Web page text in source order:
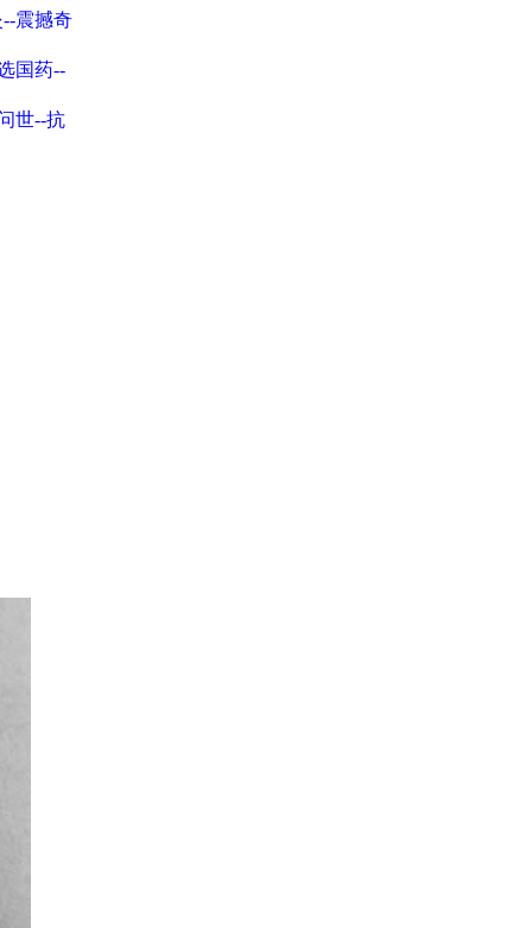
震撼奇
国药--
世--抗